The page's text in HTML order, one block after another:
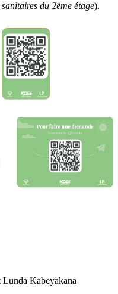
du 2ème étage).
Kabeyakana